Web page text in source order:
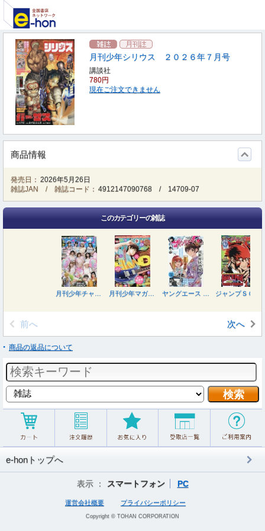
月刊少年シリウス ２０２６年７月号
講談社
780円
現在ご注文できません
商品情報
発売日： 2026年5月26日
雑誌JAN / 雑誌コード： 4912147090768 / 14709-07
このカテゴリーの雑誌
月刊少年マガジン ２０２６年９月号
前へ 次へ
商品の返品について
e-honトップへ
表示 ： スマートフォン PC
運営会社概要 プライバシーポリシー
Copyright © TOHAN CORPORATION